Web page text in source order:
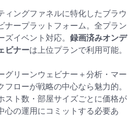
ィングファネルに特化したブラウ
ナープラットフォーム。全プラン
イベント対応。 録画済みオンデ
ビナーは上位プランで利用可能。
グリーンウェビナー＋分析・マー
フローが戦略の中心なら魅力的。
スト数・部屋サイズごとに価格が
心の運用にコミットする必要あ